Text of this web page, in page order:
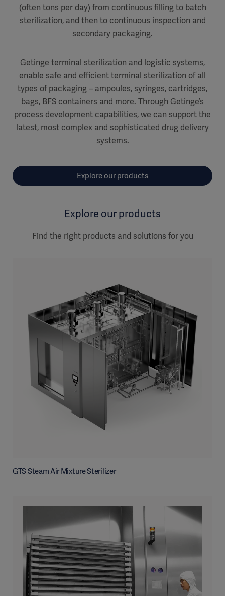
(often tons per day) from continuous filling to batch
sterilization, and then to continuous inspection and
secondary packaging.
Getinge terminal sterilization and logistic systems,
enable safe and efficient terminal sterilization of all
types of packaging – ampoules, syringes, cartridges,
bags, BFS containers and more. Through Getinge’s
process development capabilities, we can support the
latest, most complex and sophisticated drug delivery
systems.
Explore our products
Explore our products
Find the right products and solutions for you
GTS Steam Air Mixture Sterilizer